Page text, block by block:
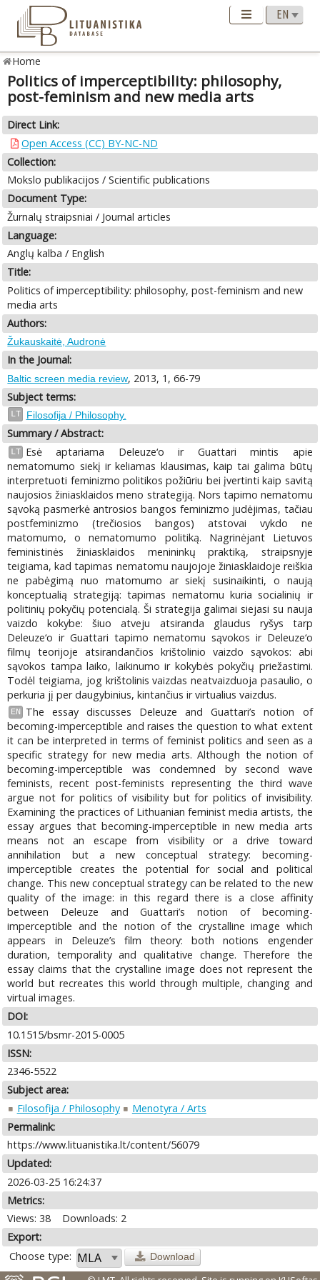
Home
Politics of imperceptibility: philosophy,
post-feminism and new media arts
Direct Link:
Open Access (CC) BY-NC-ND
Collection:
Mokslo publikacijos / Scientific publications
Document Type:
Žurnalų straipsniai / Journal articles
Language:
Anglų kalba / English
Title:
Politics of imperceptibility: philosophy, post-feminism and new
media arts
Authors:
Žukauskaitė, Audronė
In the Journal:
Baltic screen media review, 2013, 1, 66-79
Subject terms:
LT Filosofija / Philosophy.
Summary / Abstract:
LT
Esė aptariama Deleuze‘o ir Guattari mintis apie
nematomumo siekį ir keliamas klausimas, kaip tai galima būtų
interpretuoti feminizmo politikos požiūriu bei įvertinti kaip savitą
naujosios žiniasklaidos meno strategiją. Nors tapimo nematomu
sąvoką pasmerkė antrosios bangos feminizmo judėjimas, tačiau
postfeminizmo (trečiosios bangos) atstovai vykdo ne
matomumo, o nematomumo politiką. Nagrinėjant Lietuvos
feministinės žiniasklaidos menininkų praktiką, straipsnyje
teigiama, kad tapimas nematomu naujojoje žiniasklaidoje reiškia
ne pabėgimą nuo matomumo ar siekį susinaikinti, o naują
konceptualią strategiją: tapimas nematomu kuria socialinių ir
politinių pokyčių potencialą. Ši strategija galimai siejasi su nauja
vaizdo kokybe: šiuo atveju atsiranda glaudus ryšys tarp
Deleuze‘o ir Guattari tapimo nematomu sąvokos ir Deleuze‘o
filmų teorijoje atsirandančios krištolinio vaizdo sąvokos: abi
sąvokos tampa laiko, laikinumo ir kokybės pokyčių priežastimi.
Todėl teigiama, jog krištolinis vaizdas neatvaizduoja pasaulio, o
perkuria jį per daugybinius, kintančius ir virtualius vaizdus.
EN
The essay discusses Deleuze and Guattari’s notion of
becoming-imperceptible and raises the question to what extent
it can be interpreted in terms of feminist politics and seen as a
specific strategy for new media arts. Although the notion of
becoming-imperceptible was condemned by second wave
feminists, recent post-feminists representing the third wave
argue not for politics of visibility but for politics of invisibility.
Examining the practices of Lithuanian feminist media artists, the
essay argues that becoming-imperceptible in new media arts
means not an escape from visibility or a drive toward
annihilation but a new conceptual strategy: becoming-
imperceptible creates the potential for social and political
change. This new conceptual strategy can be related to the new
quality of the image: in this regard there is a close affinity
between Deleuze and Guattari’s notion of becoming-
imperceptible and the notion of the crystalline image which
appears in Deleuze’s film theory: both notions engender
duration, temporality and qualitative change. Therefore the
essay claims that the crystalline image does not represent the
world but recreates this world through multiple, changing and
virtual images.
DOI:
10.1515/bsmr-2015-0005
ISSN:
2346-5522
Subject area:
Filosofija / Philosophy
Menotyra / Arts
Permalink:
https://www.lituanistika.lt/content/56079
Updated:
2026-03-25 16:24:37
Metrics:
Views: 38
Downloads: 2
Export:
Choose type:
Download